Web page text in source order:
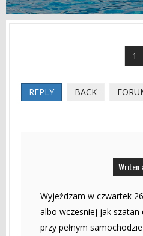
1
REPLY BACK
Writen
Wyjeżdzam w czwartek
albo wczesniej jak szatan
przy pełnym